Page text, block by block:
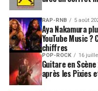
RAP-RNB 5 août
Aya Nakamura
YouTube Music
chiffres
POP-ROCK 16
Guitare en
après les Pixies